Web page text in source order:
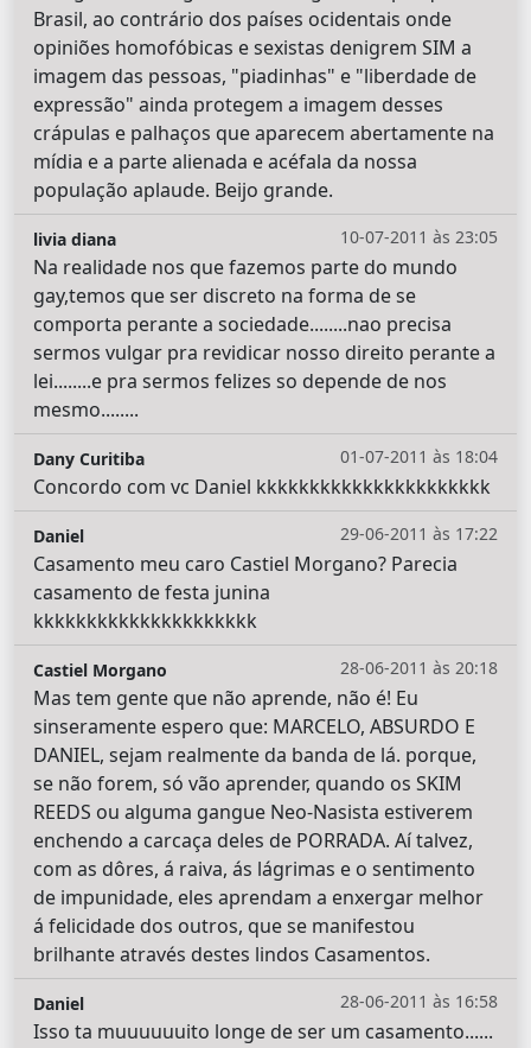
Brasil, ao contrário dos países ocidentais onde
opiniões homofóbicas e sexistas denigrem SIM a
imagem das pessoas, "piadinhas" e "liberdade de
expressão" ainda protegem a imagem desses
crápulas e palhaços que aparecem abertamente na
mídia e a parte alienada e acéfala da nossa
população aplaude. Beijo grande.
10-07-2011 às 23:05
livia diana
Na realidade nos que fazemos parte do mundo
gay,temos que ser discreto na forma de se
comporta perante a sociedade........nao precisa
sermos vulgar pra revidicar nosso direito perante a
lei........e pra sermos felizes so depende de nos
mesmo........
01-07-2011 às 18:04
Dany Curitiba
Concordo com vc Daniel kkkkkkkkkkkkkkkkkkkkkk
29-06-2011 às 17:22
Daniel
Casamento meu caro Castiel Morgano? Parecia
casamento de festa junina
kkkkkkkkkkkkkkkkkkkkk
28-06-2011 às 20:18
Castiel Morgano
Mas tem gente que não aprende, não é! Eu
sinseramente espero que: MARCELO, ABSURDO E
DANIEL, sejam realmente da banda de lá. porque,
se não forem, só vão aprender, quando os SKIM
REEDS ou alguma gangue Neo-Nasista estiverem
enchendo a carcaça deles de PORRADA. Aí talvez,
com as dôres, á raiva, ás lágrimas e o sentimento
de impunidade, eles aprendam a enxergar melhor
á felicidade dos outros, que se manifestou
brilhante através destes lindos Casamentos.
28-06-2011 às 16:58
Daniel
Isso ta muuuuuuito longe de ser um casamento......